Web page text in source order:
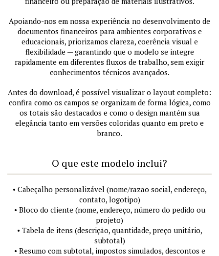
Apoiando-nos em nossa experiência no desenvolvimento de
documentos financeiros para ambientes corporativos e
educacionais, priorizamos clareza, coerência visual e
flexibilidade — garantindo que o modelo se integre
rapidamente em diferentes fluxos de trabalho, sem exigir
conhecimentos técnicos avançados.
Antes do download, é possível visualizar o layout completo:
confira como os campos se organizam de forma lógica, como
os totais são destacados e como o design mantém sua
elegância tanto em versões coloridas quanto em preto e
branco.
O que este modelo inclui?
• Cabeçalho personalizável (nome/razão social, endereço,
contato, logotipo)
• Bloco do cliente (nome, endereço, número do pedido ou
projeto)
• Tabela de itens (descrição, quantidade, preço unitário,
subtotal)
• Resumo com subtotal, impostos simulados, descontos e